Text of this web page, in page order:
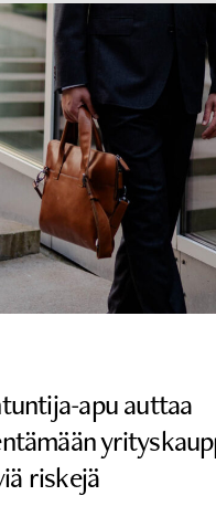
apu auttaa
riskejä